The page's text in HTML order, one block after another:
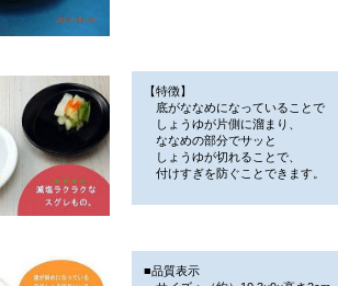
【特徴】
底がななめになっていることで
しょうゆが片側に溜まり、
ななめの部分でサッと
しょうゆが切れることで、
付けすぎを防ぐことできます。
■品質表示